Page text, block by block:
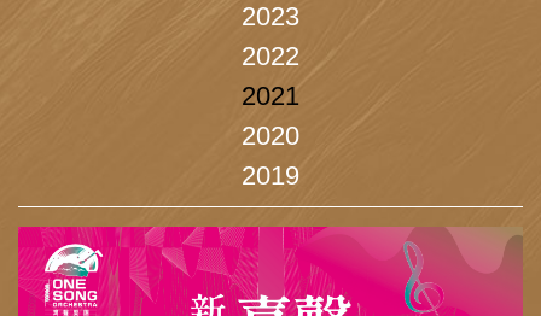
2023
2022
2021
2020
2019